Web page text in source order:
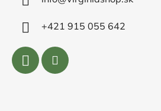
+421 915 055 642